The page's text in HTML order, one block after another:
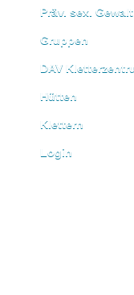
Präv. sex. Gewalt
Gruppen
DAV
Hütten
Klettern
Login